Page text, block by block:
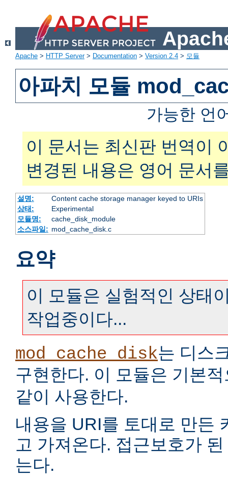
Apache > HTTP Server> Documentation > Version 2.4 > 모듈
아파치 모듈
가능한 언
이 문서는 최신판 번역이
변경된 내용은 영어 문서
설명:
Content cache storage manager keyed to URIs
상태:
Experimental
모듈명:
cache_disk_module
소스파일: mod_cache_disk.c
요약
이 모듈은 실험적인 상태
작업중이다...
mod_cache_disk는 디스
구현한다. 이 모듈은 기본
같이 사용한다.
내용을 URI를 토대로 만든
고 가져온다. 접근보호가
는다.